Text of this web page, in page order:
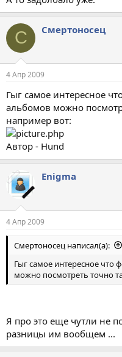
С Смертоносец
4 Апр 2009
Гыг самое интересное
альбомов можно
например вот:
Автор - Hund
Enigma
4 Апр 2009
Смертоносец написал(а):
Гыг самое интересное
можно посмотреть точно
Я про это еще чутли не
разницы им вообщем ...